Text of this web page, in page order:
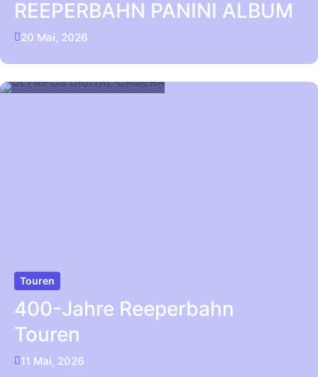
REEPERBAHN PANINI ALBUM
20 Mai, 2026
Touren
400-Jahre Reeperbahn
Touren
11 Mai, 2026